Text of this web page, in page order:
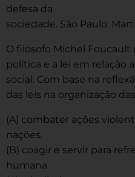
defesa da
sociedade. São Paulo:
O filósofo Michel Foucault
política e a lei em relação
social. Com base na
das leis na organização
(A) combater ações
nações.
(B) coagir e servir para
humana.